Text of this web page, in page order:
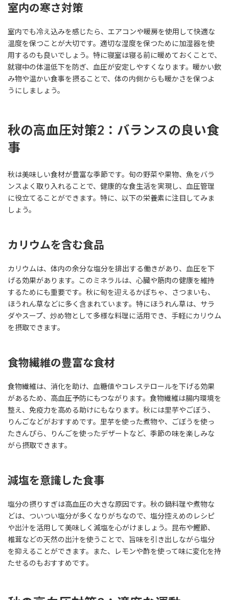
室内の寒さ対策
室内でも冷え込みを感じたら、エアコンや暖房を使用して快適な
温度を保つことが大切です。適切な湿度を保つために加湿器を使
用するのも良いでしょう。特に寝室は寝る前に暖めておくことで、
就寝中の体温低下を防ぎ、血圧が安定しやすくなります。暖かい飲
み物や温かい食事を摂ることで、体の内側からも暖かさを保つよ
うにしましょう。
秋の高血圧対策2：バランスの良い食
事
秋は美味しい食材が豊富な季節です。旬の野菜や果物、魚をバラ
ンスよく取り入れることで、健康的な食生活を実現し、血圧管理
に役立てることができます。特に、以下の栄養素に注目してみま
しょう。
カリウムを含む食品
カリウムは、体内の余分な塩分を排出する働きがあり、血圧を下
げる効果があります。このミネラルは、心臓や筋肉の健康を維持
するためにも重要です。秋に旬を迎えるかぼちゃ、さつまいも、
ほうれん草などに多く含まれています。特にほうれん草は、サラ
ダやスープ、炒め物として多様な料理に活用でき、手軽にカリウム
を摂取できます。
食物繊維の豊富な食材
食物繊維は、消化を助け、血糖値やコレステロールを下げる効果
があるため、高血圧予防にもつながります。食物繊維は腸内環境を
整え、免疫力を高める助けにもなります。秋には里芋やごぼう、
りんごなどがおすすめです。里芋を使った煮物や、ごぼうを使っ
たきんぴら、りんごを使ったデザートなど、季節の味を楽しみな
がら摂取できます。
減塩を意識した食事
塩分の摂りすぎは高血圧の大きな原因です。秋の鍋料理や煮物な
どは、ついつい塩分が多くなりがちなので、塩分控えめのレシピ
や出汁を活用して美味しく減塩を心がけましょう。昆布や鰹節、
椎茸などの天然の出汁を使うことで、旨味を引き出しながら塩分
を抑えることができます。また、レモンや酢を使って味に変化を持
たせるのもおすすめです。